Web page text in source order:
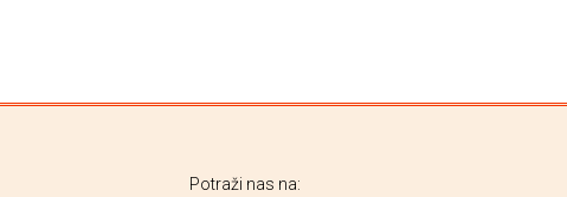
Potraži nas na: